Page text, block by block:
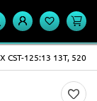
CST-125:13 13T, 520